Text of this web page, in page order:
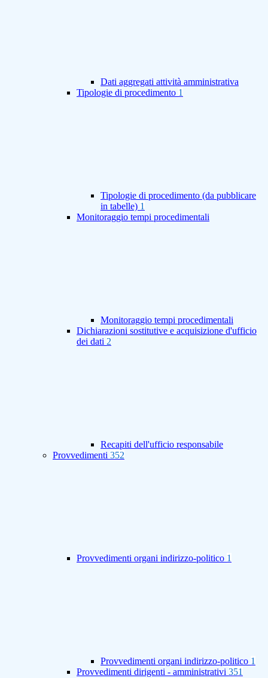
Dati aggregati attività amministrativa
Tipologie di procedimento 1
Tipologie di procedimento (da pubblicare
in tabelle) 1
Monitoraggio tempi procedimentali
Monitoraggio tempi procedimentali
Dichiarazioni sostitutive e acquisizione d'ufficio
dei dati 2
Recapiti dell'ufficio responsabile
Provvedimenti 352
Provvedimenti organi indirizzo-politico 1
Provvedimenti organi indirizzo-politico 1
Provvedimenti dirigenti - amministrativi 351